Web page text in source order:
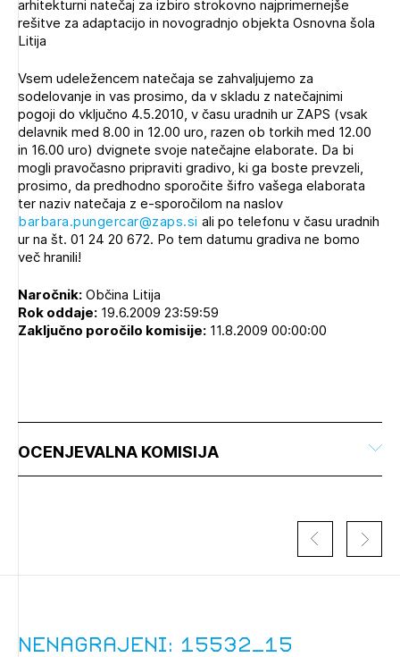
POZABLJENO GESLO
REGISTRIRAJTE SE
arhitekturni natečaj za izbiro strokovno najprimernejše
rešitve za adaptacijo in novogradnjo objekta Osnovna šola
Litija
Vsem udeležencem natečaja se zahvaljujemo za
sodelovanje in vas prosimo, da v skladu z natečajnimi
pogoji do vključno 4.5.2010, v času uradnih ur ZAPS (vsak
delavnik med 8.00 in 12.00 uro, razen ob torkih med 12.00
in 16.00 uro) dvignete svoje natečajne elaborate. Da bi
mogli pravočasno pripraviti gradivo, ki ga boste prevzeli,
prosimo, da predhodno sporočite šifro vašega elaborata
ter naziv natečaja z e-sporočilom na naslov
barbara.pungercar@zaps.si ali po telefonu v času uradnih
ur na št. 01 24 20 672. Po tem datumu gradiva ne bomo
več hranili!
Naročnik:Občina Litija
Rok oddaje: 19.6.2009 23:59:59
Zaključno poročilo komisije: 11.8.2009 00:00:00
OCENJEVALNA KOMISIJA
PRIJAVITE SE
Nenagrajeni: 15532_15
Novičnik natečajev
Dnevne medijske objave
NAPREJ